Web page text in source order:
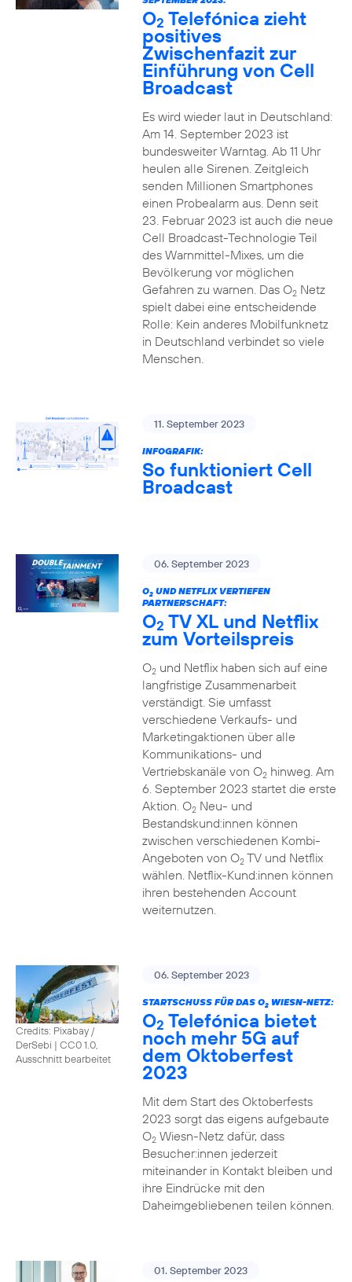
O2 Telefónica zieht
positives
Zwischenfazit zur
Einführung von Cell
Broadcast
Es wird wieder laut in Deutschland:
Am 14. September 2023 ist
bundesweiter Warntag. Ab 11 Uhr
heulen alle Sirenen. Zeitgleich
senden Millionen Smartphones
einen Probealarm aus. Denn seit
23. Februar 2023 ist auch die neue
Cell Broadcast-Technologie Teil
des Warnmittel-Mixes, um die
Bevölkerung vor möglichen
Gefahren zu warnen. Das O2Netz
spielt dabei eine entscheidende
Rolle: Kein anderes Mobilfunknetz
in Deutschland verbindet so viele
Menschen.
11. September 2023
INFOGRAFIK:
So funktioniert Cell
Broadcast
06. September 2023
O2UND NETFLIX VERTIEFEN
PARTNERSCHAFT:
O2 TV XL und Netflix
zum Vorteilspreis
O2und Netflix haben sich auf eine
langfristige Zusammenarbeit
verständigt. Sie umfasst
verschiedene Verkaufs- und
Marketingaktionen über alle
Kommunikations- und
Vertriebskanäle von O2hinweg. Am
6. September 2023 startet die erste
Aktion. O2Neu- und
Bestandskund:innen können
zwischen verschiedenen Kombi-
Angeboten von O2TV und Netflix
wählen. Netflix-Kund:innen können
ihren bestehenden Account
weiternutzen.
Credits: Pixabay /
DerSebi | CC0 1.0,
Ausschnitt bearbeitet
06. September 2023
STARTSCHUSS FÜR DAS O2WIESN-NETZ:
O2 Telefónica bietet
noch mehr 5G auf
dem Oktoberfest
2023
Mit dem Start des Oktoberfests
2023 sorgt das eigens aufgebaute
O2Wiesn-Netz dafür, dass
Besucher:innen jederzeit
miteinander in Kontakt bleiben und
ihre Eindrücke mit den
Daheimgebliebenen teilen können.
01. September 2023